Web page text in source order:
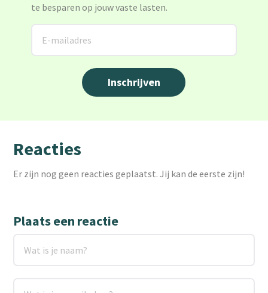
te besparen op jouw vaste lasten.
Reacties
Er zijn nog geen reacties geplaatst. Jij kan de eerste zijn!
Plaats een reactie